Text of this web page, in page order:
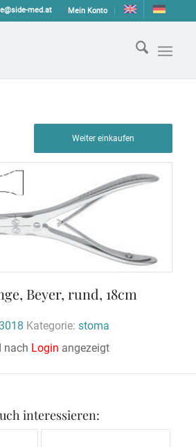
Mein Konto
med.at
Weiter einkaufen
Beyer, rund, 18cm
Kategorie: stoma
nach Login angezeigt
interessieren: